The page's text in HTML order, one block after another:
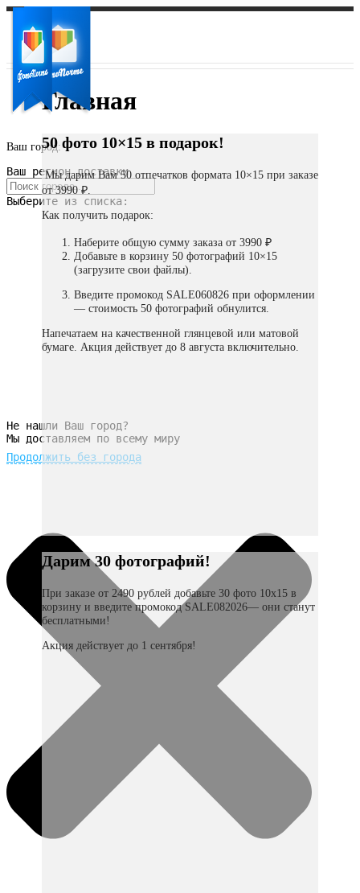
Ваш город:
Ваш регион доставки
Выберите из списка:
Не нашли Ваш город?
Мы доставляем по всему миру
Продолжить без города
Главная
50 фото 10×15 в подарок!
Мы дарим Вам 50 отпечатков формата 10×15 при заказе
от 3990 ₽.
Как получить подарок:
Наберите общую сумму заказа от 3990 ₽
Добавьте в корзину 50 фотографий 10×15
(загрузите свои файлы).
Введите промокод SALE060826 при оформлении
— стоимость 50 фотографий обнулится.
Напечатаем на качественной глянцевой или матовой
бумаге. Акция действует до 8 августа включительно.
Дарим 30 фотографий!
При заказе от 2490 рублей добавьте 30 фото 10х15 в
корзину и введите промокод SALE082026— они станут
бесплатными!
Акция действует до 1 сентября!